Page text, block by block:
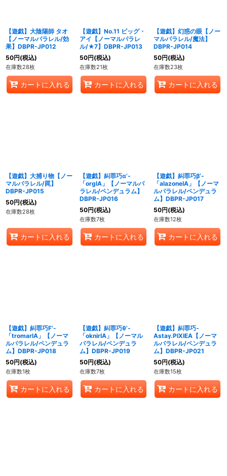
【遊戯】大陰陽師 タオ
【ノーマルパラレル/効
果】DBPR-JP012
50円(税込)
在庫数28枚
カートに入れる
【遊戯】No.11 ビッグ・
アイ【ノーマルパラレ
ル/★7】DBPR-JP013
50円(税込)
在庫数21枚
カートに入れる
【遊戯】幻惑の眼【ノー
マルパラレル/魔法】
DBPR-JP014
50円(税込)
在庫数23枚
カートに入れる
【遊戯】大捕り物【ノー
マルパラレル/罠】
DBPR-JP015
50円(税込)
在庫数28枚
カートに入れる
【遊戯】糾罪巧α’-
「orgIA」【ノーマルパ
ラレル/ペンデュラム】
DBPR-JP016
50円(税込)
在庫数7枚
カートに入れる
【遊戯】糾罪巧β’-
「alazoneIA」【ノーマ
ルパラレル/ペンデュラ
ム】DBPR-JP017
50円(税込)
在庫数12枚
カートに入れる
【遊戯】糾罪巧F’-
「tromarIA」【ノーマ
ルパラレル/ペンデュラ
ム】DBPR-JP018
50円(税込)
在庫数1枚
カートに入れる
【遊戯】糾罪巧θ’-
「oknirIA」【ノーマル
パラレル/ペンデュラ
ム】DBPR-JP019
50円(税込)
在庫数7枚
カートに入れる
【遊戯】糾罪巧-
Astaγ.PIXIEA【ノーマ
ルパラレル/ペンデュラ
ム】DBPR-JP021
50円(税込)
在庫数15枚
カートに入れる